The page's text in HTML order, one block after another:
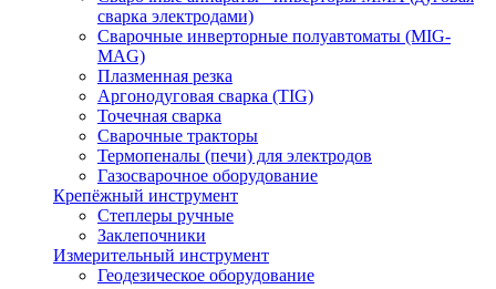
сварка электродами)
Сварочные инверторные полуавтоматы (MIG-
MAG)
Плазменная резка
Аргонодуговая сварка (TIG)
Точечная сварка
Сварочные тракторы
Термопеналы (печи) для электродов
Газосварочное оборудование
Крепёжный инструмент
Степлеры ручные
Заклепочники
Измерительный инструмент
Геодезическое оборудование